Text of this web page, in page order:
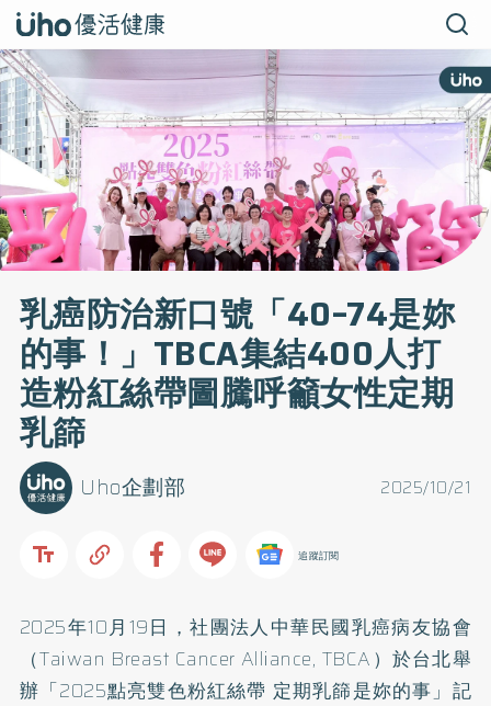
乳癌防治新口號「40–74是妳
的事！」TBCA集結400人打
造粉紅絲帶圖騰呼籲女性定期
乳篩
2025/10/21
Uho企劃部
追蹤訂閱
2025年10月19日，社團法人中華民國乳癌病友協會
（Taiwan Breast Cancer Alliance, TBCA）於台北舉
辦「2025點亮雙色粉紅絲帶 定期乳篩是妳的事」記